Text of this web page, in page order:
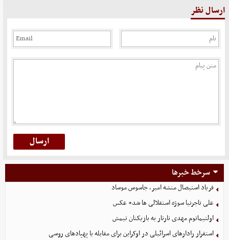
ارسال نظر
سرخط خبرها
فریاد استیصال منشه امیر، جاسوس موساد
علی تاجرنیا سوژه استقلالی‌ ها شد+ عکس
اولتیماتوم مهدی تارتار به بازیکنان تیمش
استقرار رادارهای اسرائیلی در اوکراین برای مقابله با پهپادهای روسی